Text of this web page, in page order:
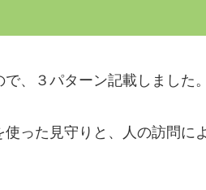
、３パターン記載しました。
った見守りと、人の訪問に